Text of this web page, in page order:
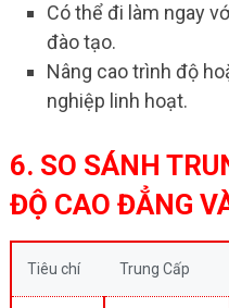
Có thể đi làm ngay
đào tạo.
Nâng cao trình độ
nghiệp linh hoạt.
6. SO SÁNH
ĐỘ CAO ĐẲNG
Tiêu chí Trung Cấp